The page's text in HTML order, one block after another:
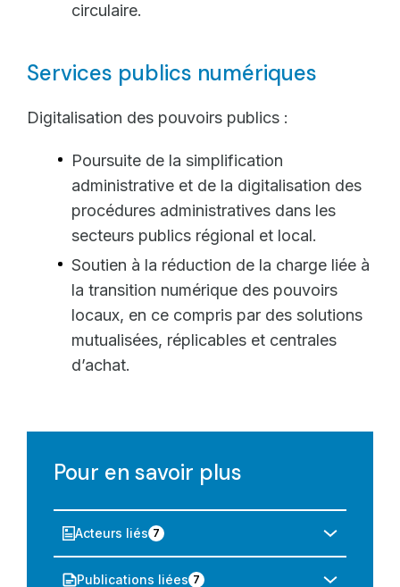
circulaire.
Services publics numériques
Digitalisation des pouvoirs publics :
Poursuite de la simplification
administrative et de la digitalisation des
procédures administratives dans les
secteurs publics régional et local.
Soutien à la réduction de la charge liée à
la transition numérique des pouvoirs
locaux, en ce compris par des solutions
mutualisées, réplicables et centrales
d’achat.
Pour en savoir plus
Acteurs liés 7
Publications liées 7